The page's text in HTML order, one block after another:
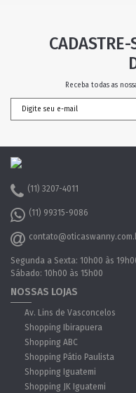
Receba todas as
(11) 3207-4011
(11) 99315-9086
Segunda a Sexta: 10h00 às
Sábado: 10h00 às 15h00
NOSSAS LOJAS
Av. Lins de Vasconcelos
Shopping Ibirapuera
Shopping ABC
Shopping Pátio Paulista
Shopping Iguatemi
Shopping JK Iguatemi